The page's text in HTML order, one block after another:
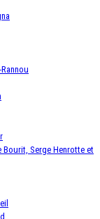
Bourit, Serge Henrotte et